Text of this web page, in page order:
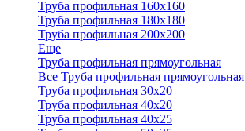
Труба профильная 160х160
Труба профильная 180х180
Труба профильная 200х200
Еще
Труба профильная прямоугольная
Все Труба профильная прямоугольная
Труба профильная 30x20
Труба профильная 40х20
Труба профильная 40х25